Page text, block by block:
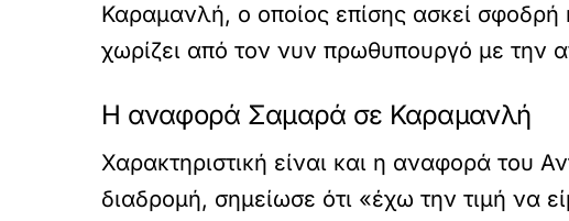
Καραμανλή, ο οποίος επίσης ασκεί σφοδρή
χωρίζει από τον νυν πρωθυπουργό με την
Η αναφορά Σαμαρά σε Καραμανλή
Χαρακτηριστική είναι και η αναφορά του
διαδρομή, σημείωσε ότι «έχω την τιμή να